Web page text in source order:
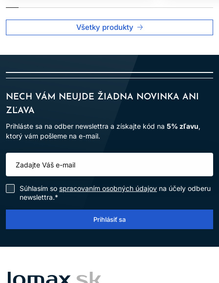
Prečo zaradiť Wella Color Fresh Mask do svojej starostlivosti o
voľbou, ak:
Chcete predĺžiť životnosť farby medzi návštevami salónu.
Hľadáte profesionálnu vlasovú kozmetiku, ktorá kombinuje
starostlivosť s efektívnym výsledkom.
Uprednostňujete produkty, ktoré sú šetrné k životnému
prostrediu a vašim vlasom zároveň.
Wella Professionals Color Fresh Mask je riešenie, ktoré spojí
krásu, jednoduchosť a starostlivosť.
Všetky produkty
NECH VÁM NEUJDE ŽIADNA NOVINKA ANI
ZĽAVA
Prihláste sa na odber newslettra a získajte kód na 5% zľavu,
ktorý vám pošleme na e-mail.
Súhlasím so spracovaním osobných údajov na účely odberu
newslettra.*
Prihlásiť sa
LOMAX